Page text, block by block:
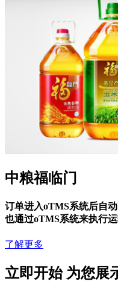
中粮福临门
订单进入oTMS系统后自
也通过oTMS系统来执行运
了解更多
立即开始 为您展